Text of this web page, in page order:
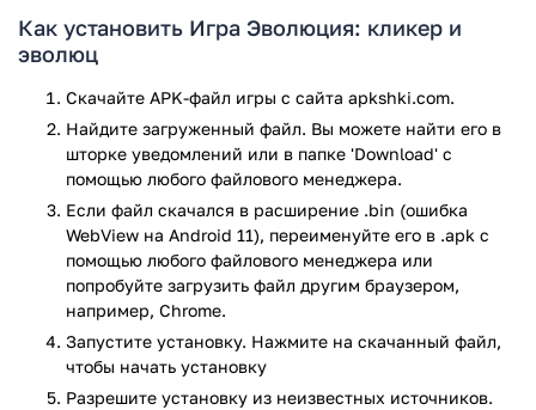
идентичными организмами и переходить на новые
эволюционные ступени. Игроку удастся самостоятельно
ознакомиться с каждой стадией, одновременно
просматривая изменения живых существ, происходившие
на протяжении нескольких миллиардов лет
существования Земли.
Играйте и вам удастся дойти до жизни настоящего
человека современности, правда до этого потребуется
постоянно, очень много кликать. Получайте деньги,
покупайте новых существ, соединяйте существующие
виды и продвигайтесь по эволюционному древу.
Игровая механика
Как установить Игра Эволюция: кликер и
эволюц
Скачайте APK-файл игры с сайта apkshki.com.
Найдите загруженный файл. Вы можете найти его в
шторке уведомлений или в папке 'Download' с
помощью любого файлового менеджера.
Если файл скачался в расширение .bin (ошибка
WebView на Android 11), переименуйте его в .apk с
помощью любого файлового менеджера или
попробуйте загрузить файл другим браузером,
например, Chrome.
Запустите установку. Нажмите на скачанный файл,
чтобы начать установку
Разрешите установку из неизвестных источников.